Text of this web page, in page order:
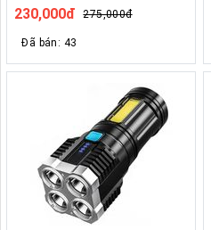
học chống cận thị
230,000đ 275,000đ
Đã bán: 43